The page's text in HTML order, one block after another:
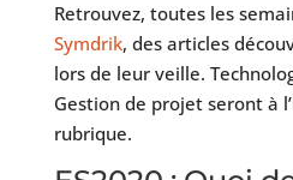
Retrouvez, toutes les
Symdrik, des articles
lors de leur veille.
Gestion de projet seront à
rubrique.